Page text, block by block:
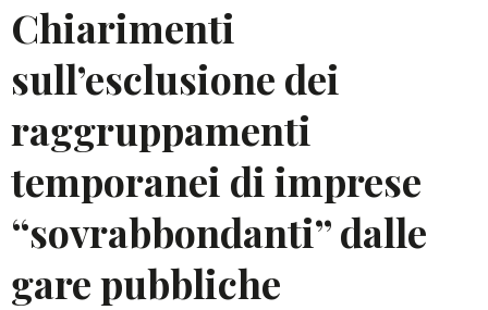
Chiarimenti
sull’esclusione dei
raggruppamenti
temporanei di imprese
“sovrabbondanti” dalle
gare pubbliche